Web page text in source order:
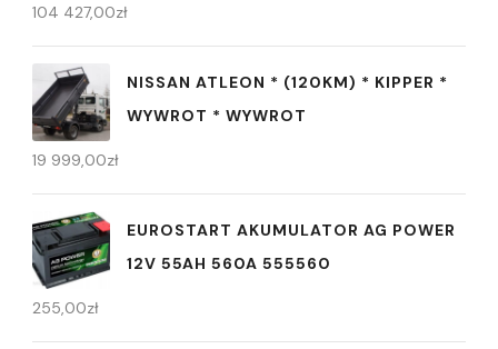
104 427,00zł
NISSAN ATLEON * (120KM) * KIPPER *
WYWROT * WYWROT
19 999,00zł
EUROSTART AKUMULATOR AG POWER
12V 55AH 560A 555560
255,00zł